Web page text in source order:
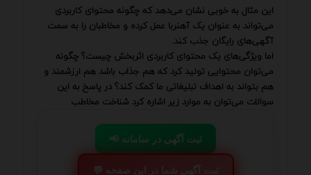
این مثال به خوبی نشان می‌دهد که چگونه محتوای کاربردی
می‌تواند به عنوان یک آهنربا عمل کرده و مخاطبان را به سمت
آگهی‌های رایگان جذب کند.
اما ویژگی‌های یک محتوای کاربردی اثربخش چیست؟ چگونه
می‌توان محتوایی تولید کرد که هم جذاب باشد هم ارزشمند و
هم بتواند به اهداف تبلیغاتی ما کمک کند؟ در پاسخ به این
سوالات می‌توان به موارد زیر اشاره کرد شناخت مخاطب
📢 ثبت آگهی در سامانه
💬 ثبت آگهی شما در این صفحه